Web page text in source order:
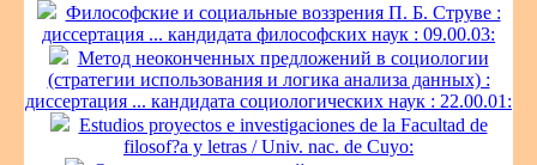
Философские и социальные воззрения П. Б. Струве :
диссертация ... кандидата философских наук : 09.00.03:
Метод неоконченных предложений в социологии
(стратегии использования и логика анализа данных) :
диссертация ... кандидата социологических наук : 22.00.01:
Estudios proyectos e investigaciones de la Facultad de
filosof?a y letras / Univ. nac. de Cuyo: